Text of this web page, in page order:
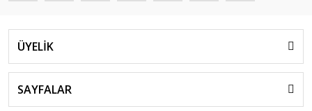
ÜYELİK
SAYFALAR